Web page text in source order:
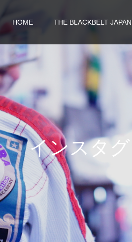
HOME THE BLACKBELT JAPAN
インスタグ